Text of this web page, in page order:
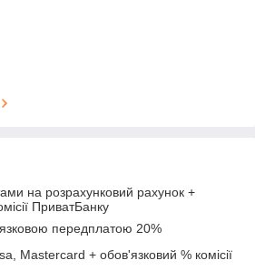
на розрахунковий рахунок +
ПриватБанку
передплатою 20%
Mastercard + обов'язковий % комісії